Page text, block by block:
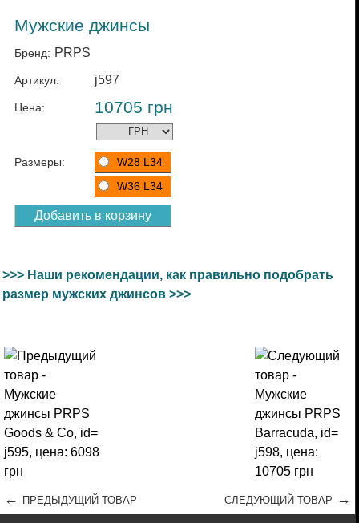
Мужские джинсы
Бренд: PRPS
Артикул: j597
Цена: 10705 грн
Размеры:
W28 L34
W36 L34
>>> Наши рекомендации, как правильно подобрать
размер мужских джинсов >>>
← ПРЕДЫДУЩИЙ ТОВАР СЛЕДУЮЩИЙ ТОВАР →